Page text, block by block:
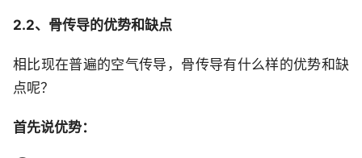
2.2、骨传导的优势和缺点
相比现在普遍的空气传导，骨传导有什么样的优势和缺
点呢？
首先说优势：